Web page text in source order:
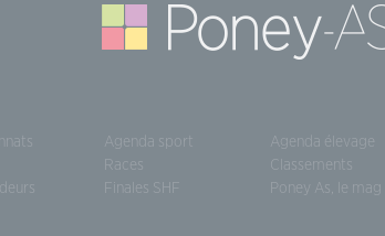
Agenda sport
Races
Finales SHF
Agenda élevage
Classements
Poney As, le mag